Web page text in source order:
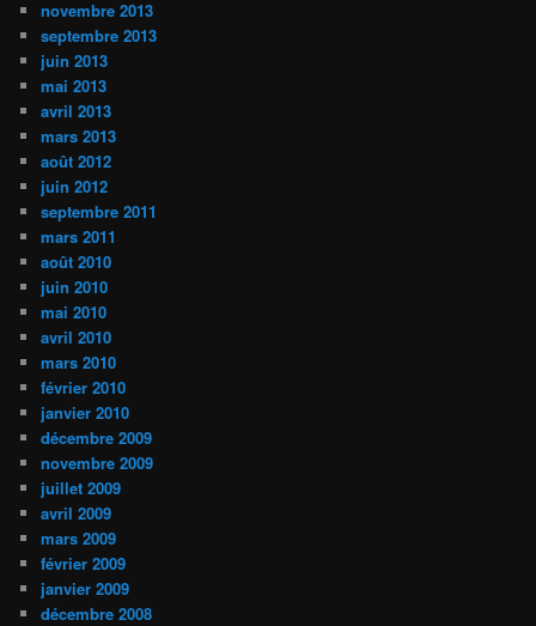
novembre 2013
septembre 2013
juin 2013
mai 2013
avril 2013
mars 2013
août 2012
juin 2012
septembre 2011
mars 2011
août 2010
juin 2010
mai 2010
avril 2010
mars 2010
février 2010
janvier 2010
décembre 2009
novembre 2009
juillet 2009
avril 2009
mars 2009
février 2009
janvier 2009
décembre 2008